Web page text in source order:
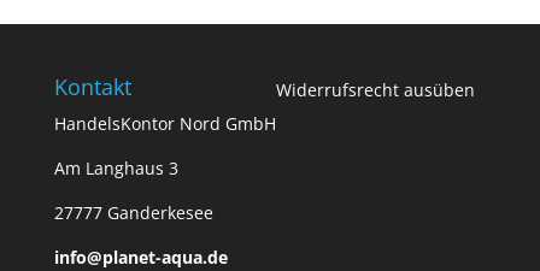
Kontakt
HandelsKontor Nord GmbH
Am Langhaus 3
27777 Ganderkesee
info@planet-aqua.de
Widerrufsrecht ausüben